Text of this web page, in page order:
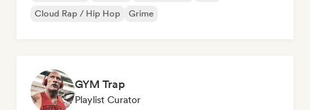
Cloud Rap / Hip Hop
Grime
GYM Trap
Playlist Curator